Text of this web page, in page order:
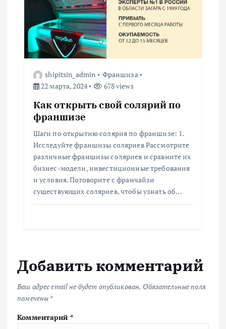
shipitsin_admin
Франшиза
22 марта, 2024
678 views
Как открыть свой солярий по
франшизе
Шаги по открытию солярия по франшизе: 1.
Исследуйте франшизы соляриев Рассмотрите
различные франшизы соляриев и сравните их
бизнес-модели, инвестиционные требования
и условия. Поговорите с франчайзи
существующих соляриев, чтобы узнать об…
Добавить комментарий
Ваш адрес email не будет опубликован. Обязательные поля
помечены *
Комментарий *